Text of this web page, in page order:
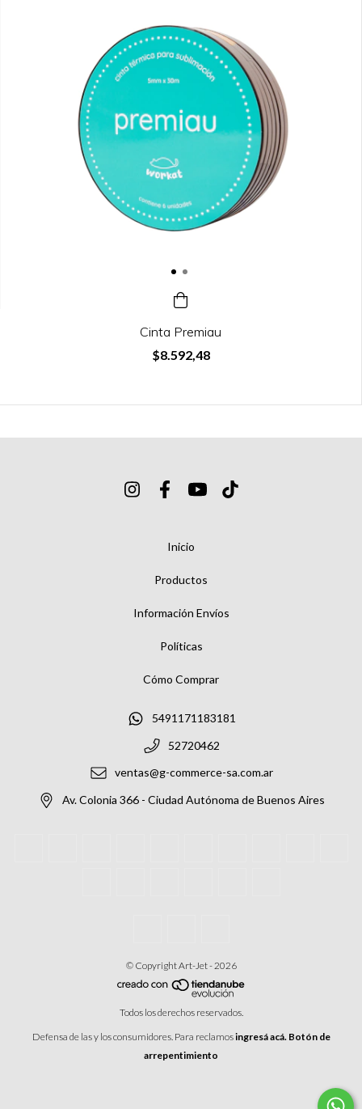
Cinta Premiau
$8.592,48
Inicio
Productos
Información Envíos
Políticas
Cómo Comprar
5491171183181
52720462
ventas@g-commerce-sa.com.ar
Av. Colonia 366 - Ciudad Autónoma de Buenos Aires
© Copyright Art-Jet - 2026
Todos los derechos reservados.
Defensa de las y los consumidores. Para reclamosingresá acá. Botón de
arrepentimiento